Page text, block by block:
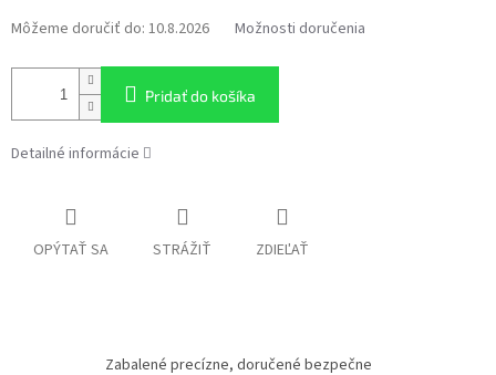
Môžeme doručiť do: 10.8.2026 Možnosti doručenia
Pridať do košíka
Detailné informácie
OPÝTAŤ SA STRÁŽIŤ ZDIEĽAŤ
Zabalené precízne, doručené bezpečne